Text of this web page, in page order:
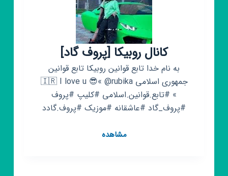
سفید
کلیپ
غم
آلود
سیگار
کانال روبیکا [پروف گاد]
به نام خدا تابع قوانین روبیکا تابع قوانین
جمهوری اسلامی 🇮🇷 I love u 😎« @rubika
» #تابع.قوانین.اسلامی #کلیپ #پروف
#پروف_گاد #عاشقانه #موزیک #پروف.گادد
مشاهدهکانال